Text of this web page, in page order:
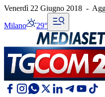
Venerdì 22 Giugno 2018 -
Milano 29°